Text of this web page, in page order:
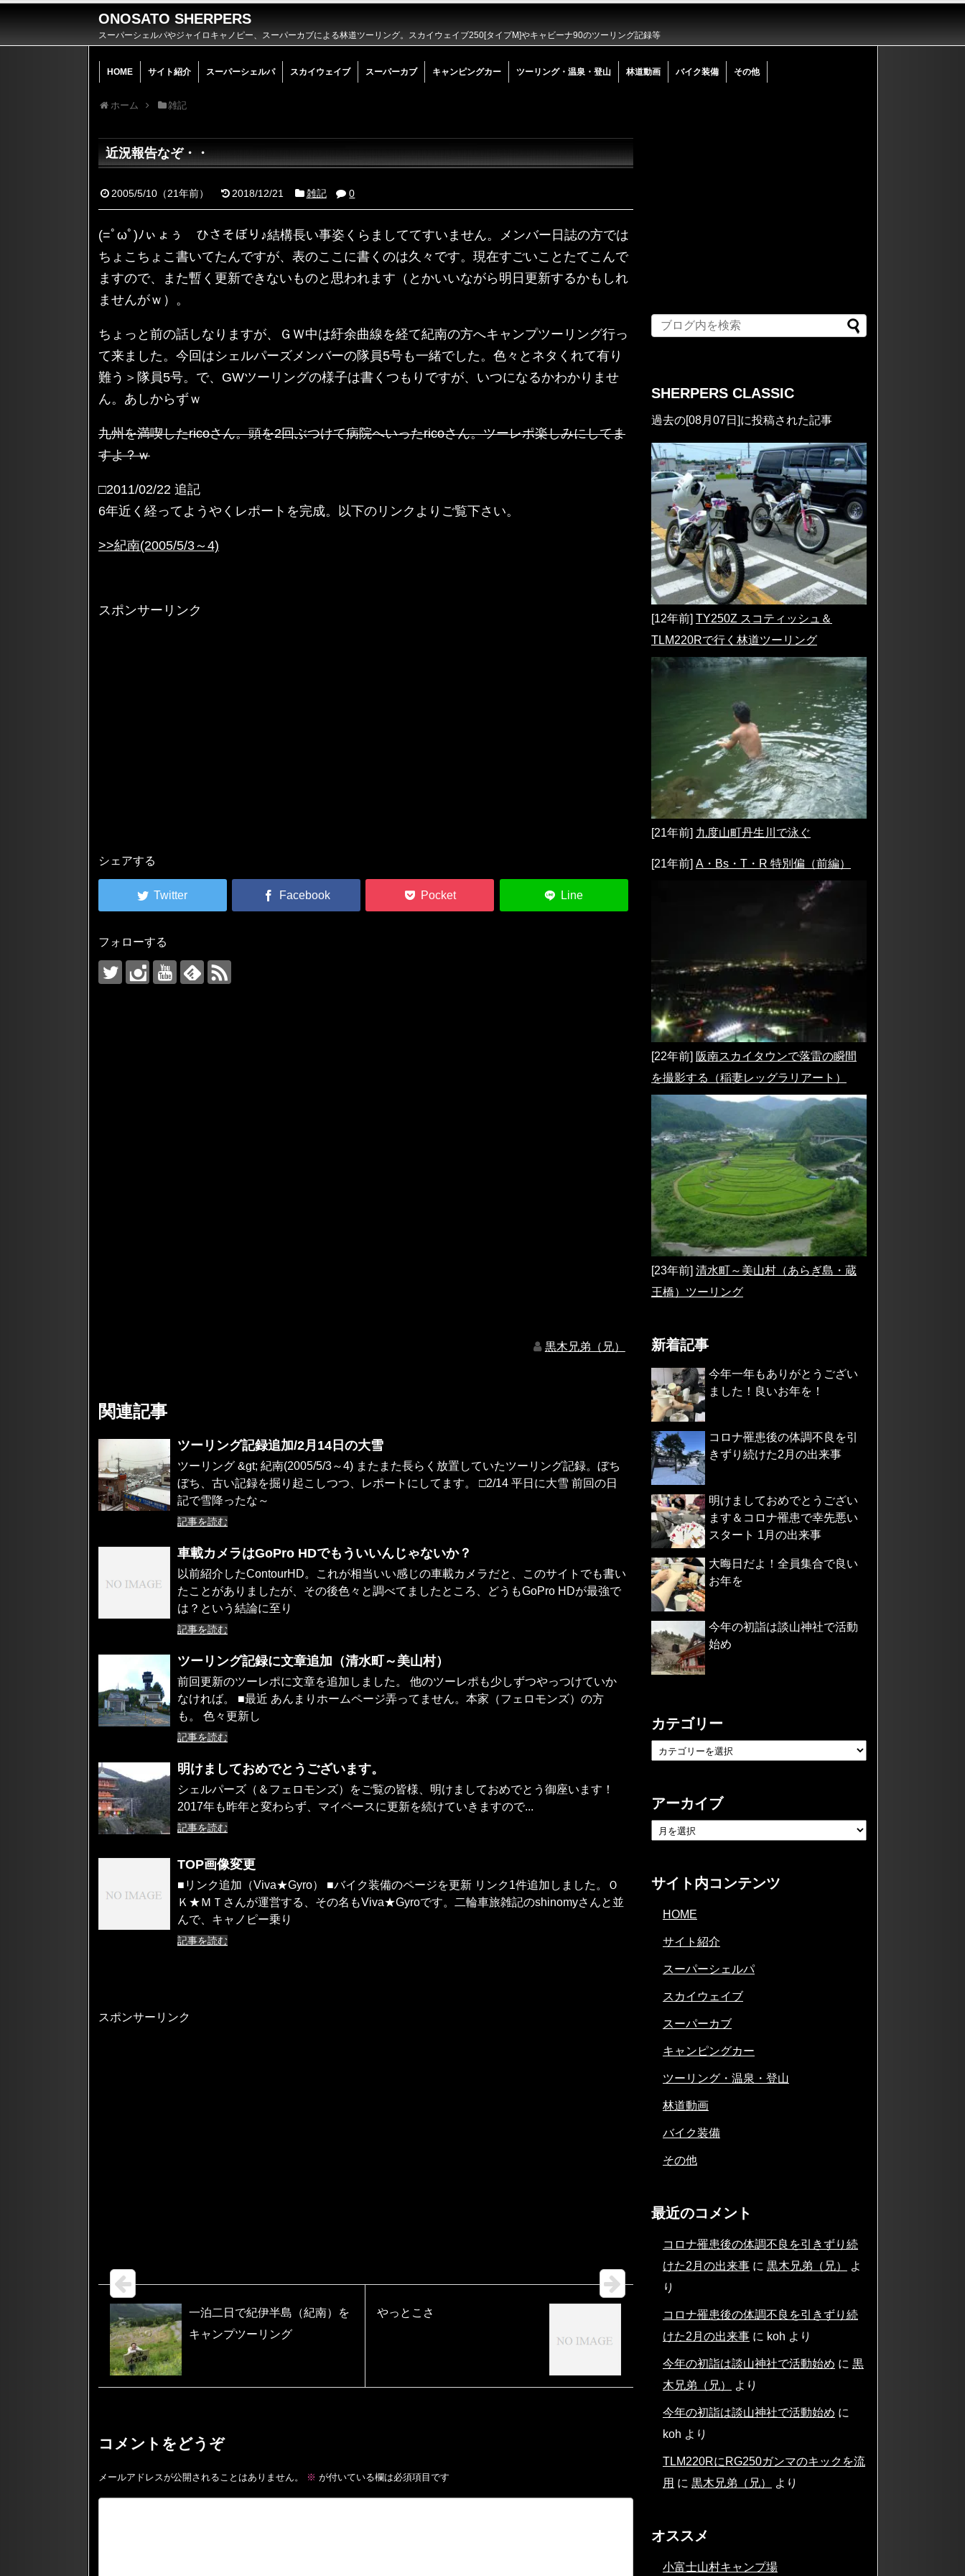
ONOSATO SHERPERS
スーパーシェルパやジャイロキャノピー、スーパーカブによる林道ツーリング。スカイウェイブ250[タイプM]やキャビーナ90のツーリング記録等
HOME サイト紹介 スーパーシェルパ スカイウェイブ スーパーカブ キャンピングカー ツーリング・温泉・登山 林道動画 バイク装備 その他
ホーム 雑記
近況報告なぞ・・
2005/5/10 （21年前） 2018/12/21 雑記 0
(=ﾟωﾟ)ﾉぃょぅ ひさそぼり♪結構長い事姿くらましててすいません。メンバー日誌の方では
ちょこちょこ書いてたんですが、表のここに書くのは久々です。現在すごいことたてこんで
ますので、また暫く更新できないものと思われます（とかいいながら明日更新するかもしれ
ませんがｗ）。
ちょっと前の話しなりますが、ＧＷ中は紆余曲線を経て紀南の方へキャンプツーリング行っ
て来ました。今回はシェルパーズメンバーの隊員5号も一緒でした。色々とネタくれて有り
難う＞隊員5号。で、GWツーリングの様子は書くつもりですが、いつになるかわかりませ
ん。あしからずｗ
九州を満喫したricoさん。頭を2回ぶつけて病院へいったricoさん。ツーレポ楽しみにしてま
すよ？ｗ
□2011/02/22 追記
6年近く経ってようやくレポートを完成。以下のリンクよりご覧下さい。
>>紀南(2005/5/3～4)
スポンサーリンク
シェアする
フォローする
黒木兄弟（兄）
関連記事
ツーリング記録追加/2月14日の大雪
ツーリング &gt; 紀南(2005/5/3～4) またまた長らく放置していたツーリング記録。ぼち
ぼち、古い記録を掘り起こしつつ、レポートにしてます。 □2/14 平日に大雪 前回の日
記で雪降ったな～
記事を読む
車載カメラはGoPro HDでもういいんじゃないか？
以前紹介したContourHD。これが相当いい感じの車載カメラだと、このサイトでも書い
たことがありましたが、その後色々と調べてましたところ、どうもGoPro HDが最強で
は？という結論に至り
記事を読む
ツーリング記録に文章追加（清水町～美山村）
前回更新のツーレポに文章を追加しました。 他のツーレポも少しずつやっつけていか
なければ。 ■最近 あんまりホームページ弄ってません。本家（フェロモンズ）の方
も。 色々更新し
記事を読む
明けましておめでとうございます。
シェルパーズ（＆フェロモンズ）をご覧の皆様、明けましておめでとう御座います！
2017年も昨年と変わらず、マイペースに更新を続けていきますので...
記事を読む
TOP画像変更
■リンク追加（Viva★Gyro） ■バイク装備のページを更新 リンク1件追加しました。Ｏ
Ｋ★ＭＴさんが運営する、その名もViva★Gyroです。二輪車旅雑記のshinomyさんと並
んで、キャノピー乗り
記事を読む
スポンサーリンク
一泊二日で紀伊半島（紀南）を
キャンプツーリング
やっとこさ
コメントをどうぞ
メールアドレスが公開されることはありません。 ※ が付いている欄は必須項目です
SHERPERS CLASSIC
過去の[08月07日]に投稿された記事
[12年前] TY250Z スコティッシュ＆
TLM220Rで行く林道ツーリング
[21年前] 九度山町丹生川で泳ぐ
[21年前] A・Bs・T・R 特別偏（前編）
[22年前] 阪南スカイタウンで落雷の瞬間
を撮影する（稲妻レッグラリアート）
[23年前] 清水町～美山村（あらぎ島・蔵
王橋）ツーリング
新着記事
今年一年もありがとうござい
ました！良いお年を！
コロナ罹患後の体調不良を引
きずり続けた2月の出来事
明けましておめでとうござい
ます＆コロナ罹患で幸先悪い
スタート 1月の出来事
大晦日だよ！全員集合で良い
お年を
今年の初詣は談山神社で活動
始め
カテゴリー
アーカイブ
サイト内コンテンツ
HOME
サイト紹介
スーパーシェルパ
スカイウェイブ
スーパーカブ
キャンピングカー
ツーリング・温泉・登山
林道動画
バイク装備
その他
最近のコメント
コロナ罹患後の体調不良を引きずり続
けた2月の出来事 に 黒木兄弟（兄）
よ
り
コロナ罹患後の体調不良を引きずり続
けた2月の出来事 に koh より
今年の初詣は談山神社で活動始め に 黒
木兄弟（兄）
より
今年の初詣は談山神社で活動始め に
koh より
TLM220RにRG250ガンマのキックを流
用 に 黒木兄弟（兄） より
オススメ
小富士山村キャンプ場